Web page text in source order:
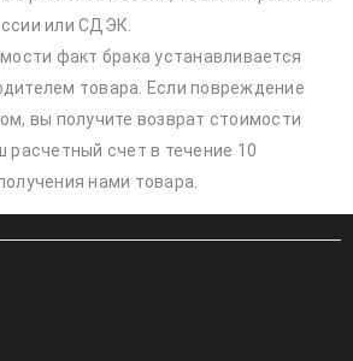
или СДЭК.
факт брака устанавливается
товара. Если повреждение
вы получите возврат стоимости
расчетный счет в течение 10
нами товара.